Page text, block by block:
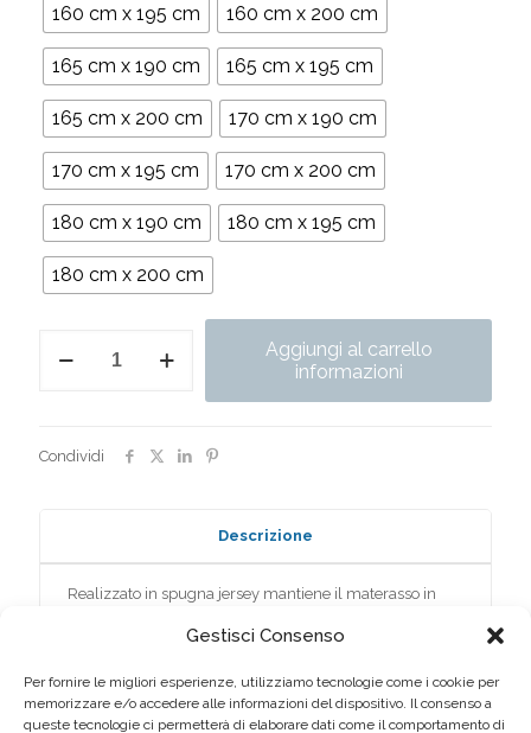
Gestisci Consenso
Per fornire le migliori esperienze, utilizziamo tecnologie come i cookie per
memorizzare e/o accedere alle informazioni del dispositivo. Il consenso a
queste tecnologie ci permetterà di elaborare dati come il comportamento di
160 cm x 195 cm 160 cm x 200 cm
165 cm x 190 cm 165 cm x 195 cm
165 cm x 200 cm 170 cm x 190 cm
170 cm x 195 cm 170 cm x 200 cm
180 cm x 190 cm 180 cm x 195 cm
180 cm x 200 cm
quantità
Aggiungi al carrello
informazioni
Condividi
Descrizione
Realizzato in spugna jersey mantiene il materasso in
pieghe e rimanere più elastico adattandosi e aderendo
Il sottile film in poliuretano trasparente idrorepellente
crea un’efficace barriera protettiva impedendo, agli acari
e alla polvere di penetrare nel materasso, rendendo il